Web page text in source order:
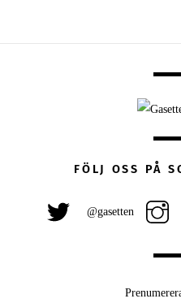
FÖLJ OSS PÅ
@gasetten